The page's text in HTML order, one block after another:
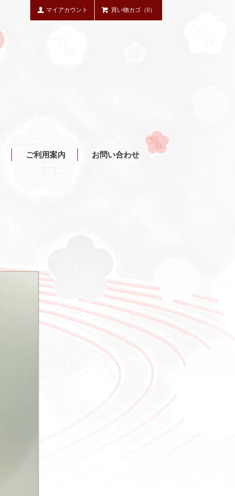
買い物カゴ（0）
マイアカウント
ご利用案内 お問い合わせ